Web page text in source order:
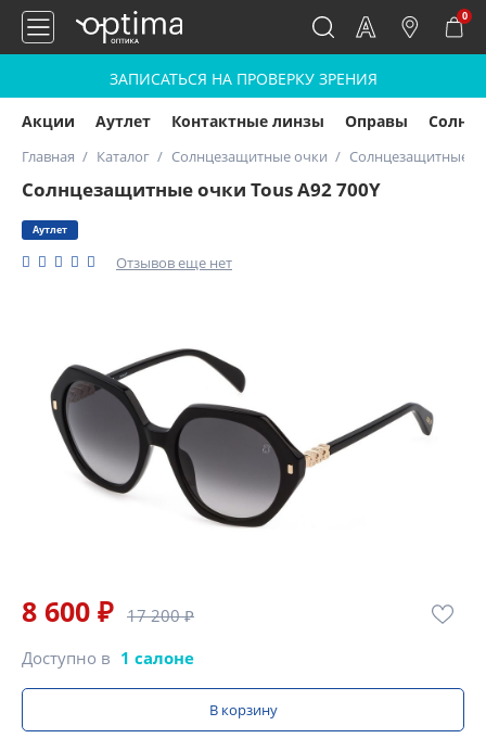
0
ЗАПИСАТЬСЯ НА ПРОВЕРКУ ЗРЕНИЯ
Акции Аутлет Контактные линзы Оправы
Главная Каталог Солнцезащитные очки Солнцезащитные
Солнцезащитные очки Tous A92 700Y
Аутлет
Отзывов еще нет
8 600 ₽ 17 200 ₽
Доступно в 1 салоне
В корзину